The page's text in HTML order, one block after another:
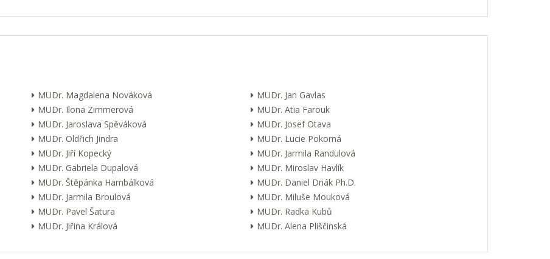
MUDr. Magdalena Nováková
MUDr. Jan Gavlas
MUDr. Ilona Zimmerová
MUDr. Atia Farouk
MUDr. Jaroslava Spěváková
MUDr. Josef Otava
MUDr. Oldřich Jindra
MUDr. Lucie Pokorná
MUDr. Jiří Kopecký
MUDr. Jarmila Randulová
MUDr. Gabriela Dupalová
MUDr. Miroslav Havlík
MUDr. Štěpánka Hambálková
MUDr. Daniel Driák Ph.D.
MUDr. Jarmila Broulová
MUDr. Miluše Mouková
MUDr. Pavel Šatura
MUDr. Radka Kubů
MUDr. Jiřina Králová MUDr. Alena Pliščinská